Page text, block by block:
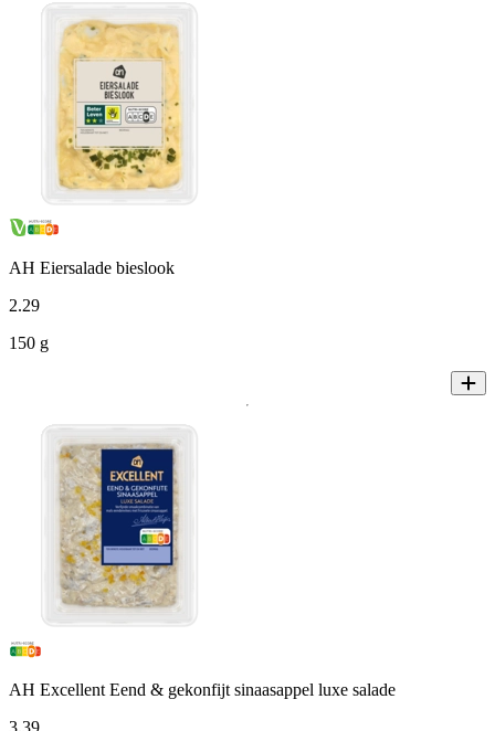
AH Eiersalade bieslook
2.29
150 g
AH Excellent Eend & gekonfijt sinaasappel luxe salade